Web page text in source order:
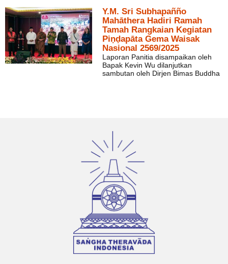
Y.M. Sri Subhapañño
Mahāthera Hadiri Ramah
Tamah Rangkaian Kegiatan
Piṇḍapāta Gema Waisak
Nasional 2569/2025
Laporan Panitia disampaikan oleh
Bapak Kevin Wu dilanjutkan
sambutan oleh Dirjen Bimas Buddha